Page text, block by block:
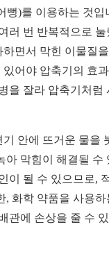
뻥)를 이용하는 것입
러 번 반복적으로 눌
면서 막힌 이물질
어야 압축기의 효
을 잘라 압축기처럼
안에 뜨거운 물을
아 막힘이 해결될 수
이 될 수 있으므로,
, 화학 약품을 사용하
관에 손상을 줄 수